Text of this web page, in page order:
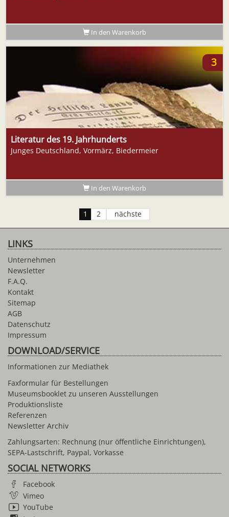
In den Warenkorb
3
Literatur des 19. Jahrhunderts
Junges Deutschland, Vormärz, Biedermeier
In den Warenkorb
1 2 nächste
LINKS
Unternehmen
Newsletter
F.A.Q.
Kontakt
Sitemap
AGB
Datenschutz
Impressum
DOWNLOAD/SERVICE
Informationen zur Mediathek
Faxformular für Bestellungen
Museumsbooklet zu unseren Ausstellungen
Produktionsliste
Referenzen
Newsletter Archiv
Zahlungsarten: Rechnung (nur öffentliche Einrichtungen),
SEPA-Lastschrift, Paypal, Vorkasse
SOCIAL NETWORKS
Facebook
Vimeo
YouTube